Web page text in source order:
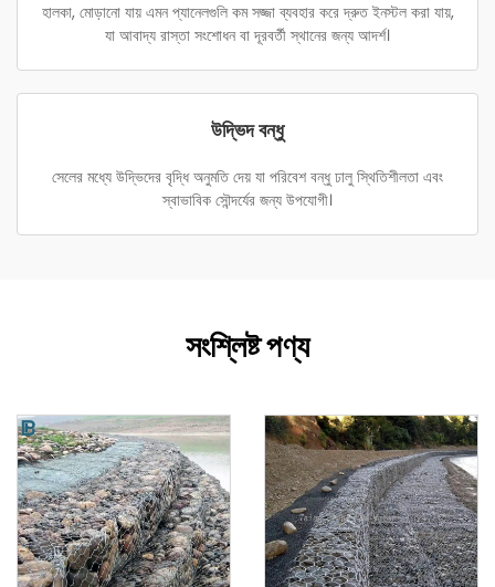
হালকা, মোড়ানো যায় এমন প্যানেলগুলি কম সজ্জা ব্যবহার করে দ্রুত ইনস্টল করা যায়,
যা আবাদ্য রাস্তা সংশোধন বা দূরবর্তী স্থানের জন্য আদর্শ।
উদ্ভিদ বন্ধু
সেলের মধ্যে উদ্ভিদের বৃদ্ধি অনুমতি দেয় যা পরিবেশ বন্ধু ঢালু স্থিতিশীলতা এবং
স্বাভাবিক সৌন্দর্যের জন্য উপযোগী।
সংশ্লিষ্ট পণ্য